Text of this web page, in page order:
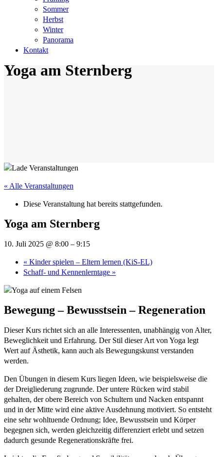
Sommer
Herbst
Winter
Panorama
Kontakt
Yoga am Sternberg
« Alle Veranstaltungen
Diese Veranstaltung hat bereits stattgefunden.
Yoga am Sternberg
10. Juli 2025 @ 8:00 – 9:15
« Kinder spielen – Eltern lernen (KiS-EL)
Schaff- und Kennenlerntage »
Bewegung – Bewusstsein – Regeneration
Dieser Kurs richtet sich an alle Interessenten, unabhängig von Alter,
Beweglichkeit und Erfahrung. Der Stil dieser Art von Yoga legt
Wert auf Ästhetik, kann auch als Bewegungskunst verstanden
werden.
Den Übungen in diesem Kurs liegen Ideen, wie beispielsweise die
der Dreigliederung zugrunde. Der untere Rücken wird stabil
gehalten, der obere Bereich von Schultern und Nacken entspannt
und in der Mitte wird eine aktive Ausdehnung motiviert. So entsteht
eine sehr wohltuende Ordnung; Idee, Bewusstsein und Körper
begegnen sich, werden gleichzeitig differenziert erlebt und setzen
dadurch gesunde Regenerationskräfte frei.